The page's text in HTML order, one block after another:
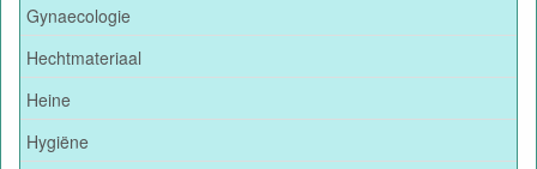
Gynaecologie
Hechtmateriaal
Heine
Hygiëne